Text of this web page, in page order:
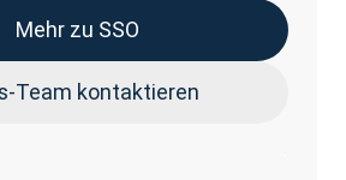
Mehr zu SSO
Team kontaktieren